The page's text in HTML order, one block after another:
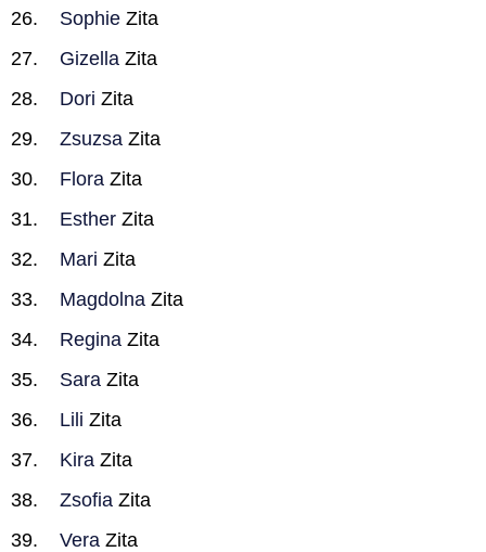
Sophie Zita
Gizella Zita
Dori Zita
Zsuzsa Zita
Flora Zita
Esther Zita
Mari Zita
Magdolna Zita
Regina Zita
Sara Zita
Lili Zita
Kira Zita
Zsofia Zita
Vera Zita